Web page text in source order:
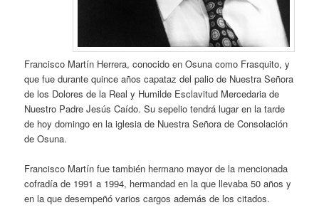
Francisco Martín Herrera, conocido en Osuna como Frasquito, y
que fue durante quince años capataz del palio de Nuestra Señora
de los Dolores de la Real y Humilde Esclavitud Mercedaria de
Nuestro Padre Jesús Caído. Su sepelio tendrá lugar en la tarde
de hoy domingo en la iglesia de Nuestra Señora de Consolación
de Osuna.
Francisco Martín fue también hermano mayor de la mencionada
cofradía de 1991 a 1994, hermandad en la que llevaba 50 años y
en la que desempeñó varios cargos además de los citados.